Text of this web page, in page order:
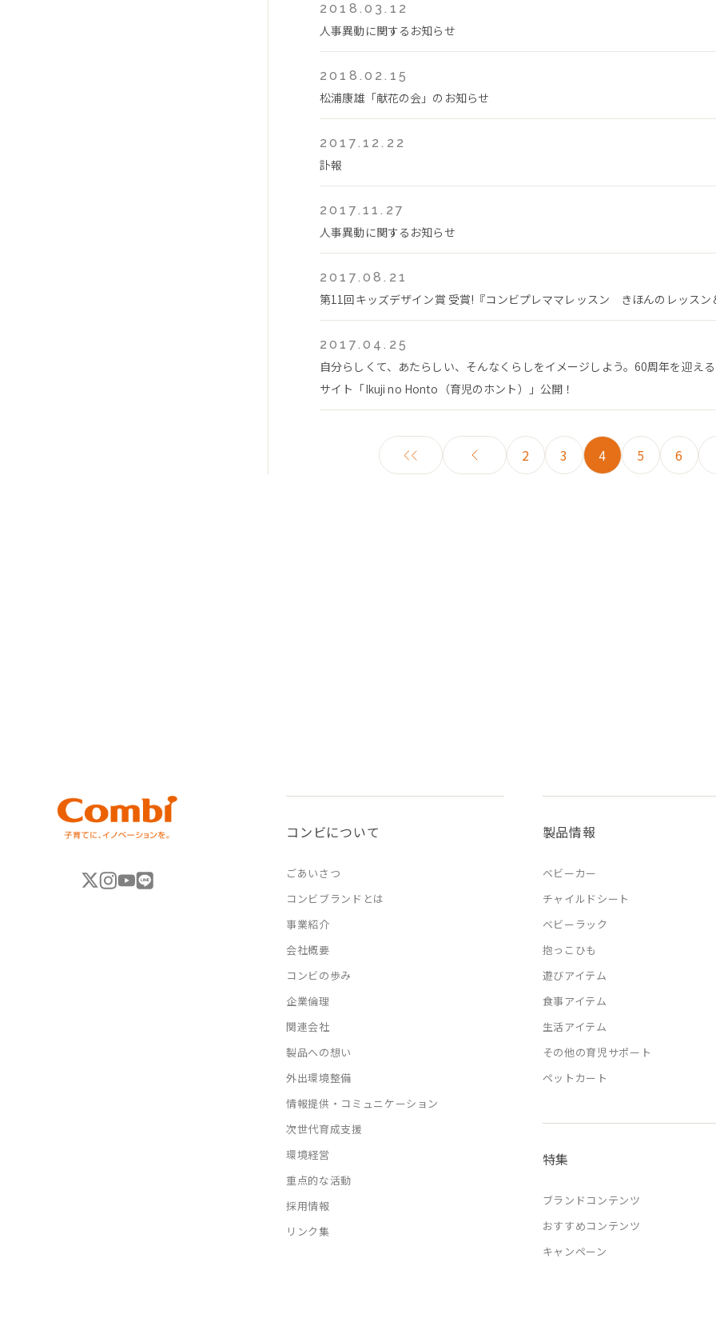
2018.03.12
人事異動に関するお知らせ
2018.02.15
松浦康雄「献花の会」のお知らせ
2017.12.22
訃報
2017.11.27
人事異動に関するお知らせ
2017.08.21
第11回キッズデザイン賞 受賞!『コンビプレママレッスン きほんのレッスン
2017.04.25
自分らしくて、あたらしい、そんなくらしをイメージしよう。60周年を迎え
サイト「Ikuji no Honto（育児のホント）」公開！
2 3 4 5 6
コンビについて
ごあいさつ
コンビブランドとは
事業紹介
会社概要
コンビの歩み
企業倫理
関連会社
製品への想い
外出環境整備
情報提供・コミュニケーション
次世代育成支援
環境経営
重点的な活動
採用情報
リンク集
製品情報
ベビーカー
チャイルドシート
ベビーラック
抱っこひも
遊びアイテム
食事アイテム
生活アイテム
その他の育児サポート
ペットカート
特集
ブランドコンテンツ
おすすめコンテンツ
キャンペーン